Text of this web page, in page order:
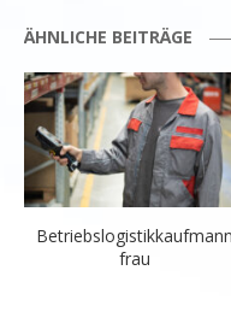
ÄHNLICHE BEITRÄGE
frau